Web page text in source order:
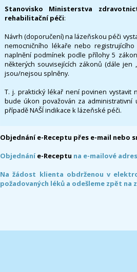
Stanovisko Ministerstva
rehabilitační péči:
Návrh (doporučení) na lázeňskou péči
nemocničního lékaře nebo
naplnění podmínek podle přílohy 5
některých souvisejících zákonů (dále jen
jsou/nejsou splněny.
T. j. praktický lékař není povinen
bude úkon považován za
případě NAŠÍ indikace k lázeňské péči.
Objednání e-Receptu přes e-mail nebo
Objednáníe-Receptu na e-mailové
Na žádost klienta obdrženou v
požadovaných léků a odešleme zpět